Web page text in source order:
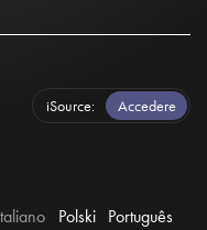
iSource Accedere
Polski Português